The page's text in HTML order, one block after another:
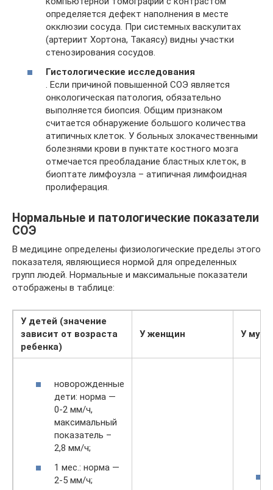
определяется дефект наполнения в месте
окклюзии сосуда. При системных васкулитах
(артериит Хортона, Такаясу) видны участки
стенозирования сосудов.
Гистологические исследования
. Если причиной повышенной СОЭ является
онкологическая патология, обязательно
выполняется биопсия. Общим признаком
считается обнаружение большого количества
атипичных клеток. У больных злокачественными
болезнями крови в пунктате костного мозга
отмечается преобладание бластных клеток, в
биоптате лимфоузла – атипичная лимфоидная
пролиферация.
Нормальные и патологические показатели
СОЭ
В медицине определены физиологические пределы этого
показателя, являющиеся нормой для определенных
групп людей. Нормальные и максимальные показатели
отображены в таблице:
У детей (значение
зависит от возраста
ребенка)
У женщин У
новорожденные
дети: норма —
0-2 мм/ч,
максимальный
показатель –
2,8 мм/ч;
1 мес.: норма —
2-5 мм/ч;